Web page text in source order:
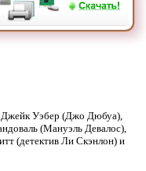
Уэбер (Джо Дюбуа),
(Мануэль Девалос),
(детектив Ли Скэнлон) и